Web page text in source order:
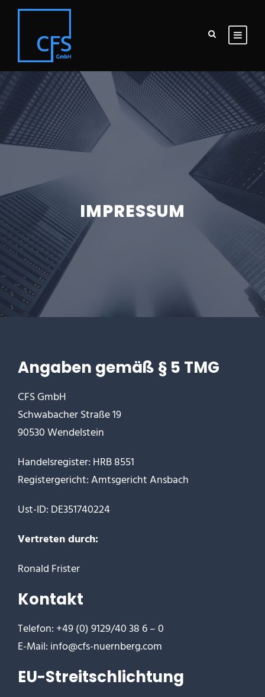
IMPRESSUM
Angaben gemäß § 5 TMG
CFS GmbH
Schwabacher Straße 19
90530 Wendelstein
Handelsregister: HRB 8551
Registergericht: Amtsgericht Ansbach
Ust-ID: DE351740224
Vertreten durch:
Ronald Frister
Kontakt
Telefon: +49 (0) 9129/40 38 6 – 0
E-Mail: info@cfs-nuernberg.com
EU-Streitschlichtung